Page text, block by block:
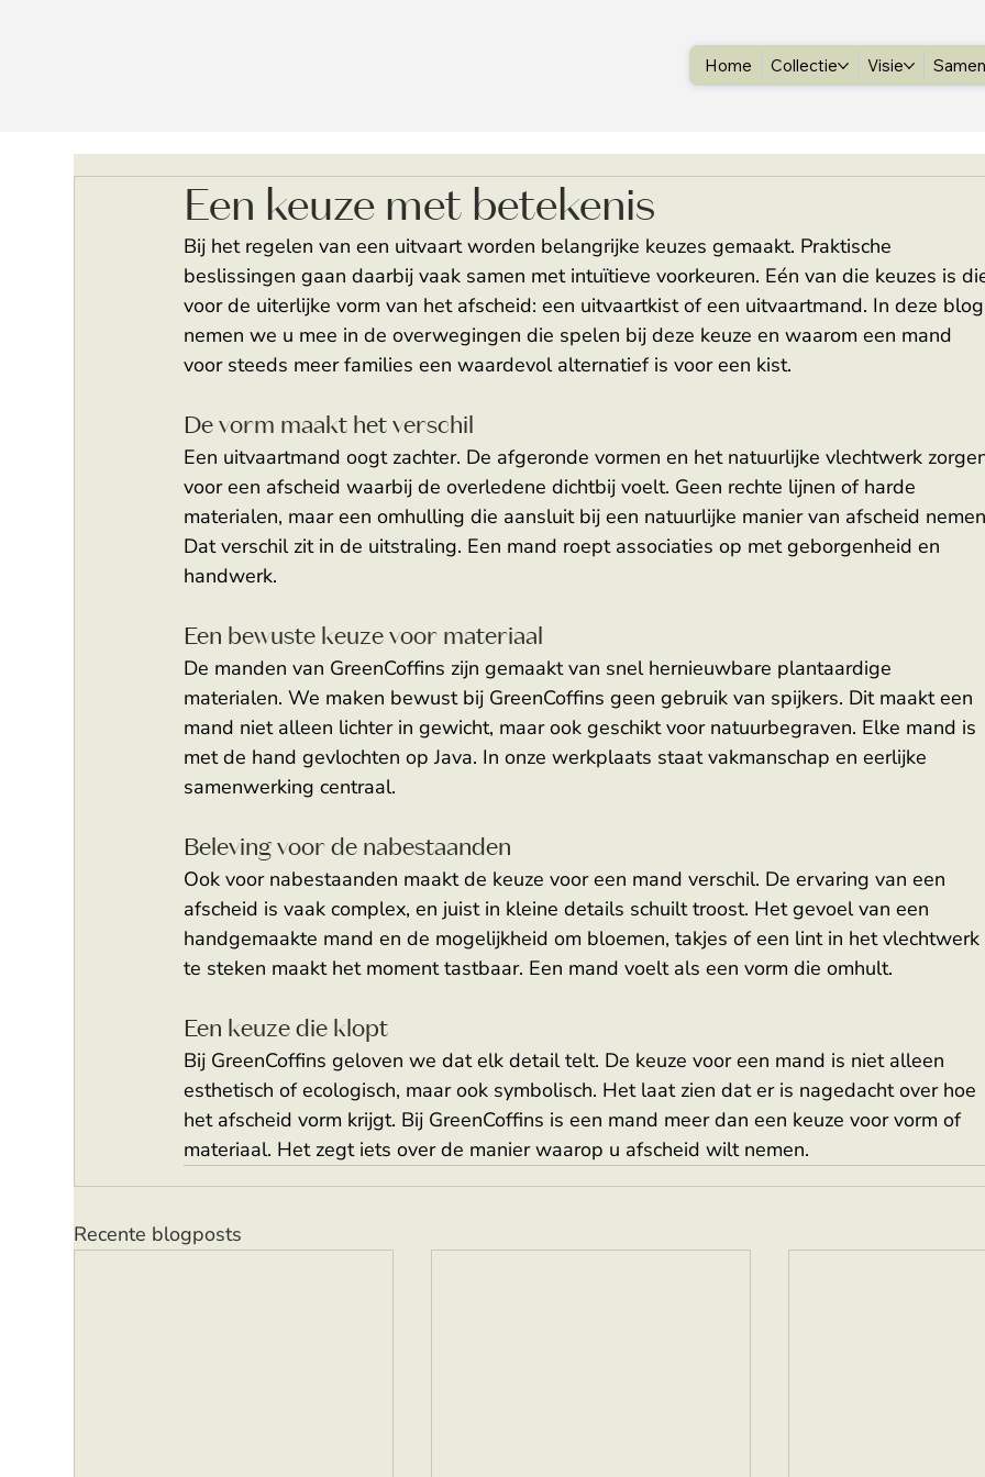
Home Collectie Visie
Een keuze met betekenis
Bij het regelen van een uitvaart worden belangrijke keuzes gemaakt. Praktische
beslissingen gaan daarbij vaak samen met intuïtieve voorkeuren. Eén van die keuzes is
voor de uiterlijke vorm van het afscheid: een uitvaartkist of een uitvaartmand. In deze
nemen we u mee in de overwegingen die spelen bij deze keuze en waarom een mand
voor steeds meer families een waardevol alternatief is voor een kist.
De vorm maakt het verschil
Een uitvaartmand oogt zachter. De afgeronde vormen en het natuurlijke vlechtwerk
voor een afscheid waarbij de overledene dichtbij voelt. Geen rechte lijnen of harde
materialen, maar een omhulling die aansluit bij een natuurlijke manier van afscheid
Dat verschil zit in de uitstraling. Een mand roept associaties op met geborgenheid en
handwerk.
Een bewuste keuze voor materiaal
De manden van GreenCoffins zijn gemaakt van snel hernieuwbare plantaardige
materialen. We maken bewust bij GreenCoffins geen gebruik van spijkers. Dit maakt een
mand niet alleen lichter in gewicht, maar ook geschikt voor natuurbegraven. Elke mand is
met de hand gevlochten op Java. In onze werkplaats staat vakmanschap en eerlijke
samenwerking centraal.
Beleving voor de nabestaanden
Ook voor nabestaanden maakt de keuze voor een mand verschil. De ervaring van een
afscheid is vaak complex, en juist in kleine details schuilt troost. Het gevoel van een
handgemaakte mand en de mogelijkheid om bloemen, takjes of een lint in het vlechtwerk
te steken maakt het moment tastbaar. Een mand voelt als een vorm die omhult.
Een keuze die klopt
Bij GreenCoffins geloven we dat elk detail telt. De keuze voor een mand is niet alleen
esthetisch of ecologisch, maar ook symbolisch. Het laat zien dat er is nagedacht over hoe
het afscheid vorm krijgt. Bij GreenCoffins is een mand meer dan een keuze voor vorm of
materiaal. Het zegt iets over de manier waarop u afscheid wilt nemen.
Recente blogposts